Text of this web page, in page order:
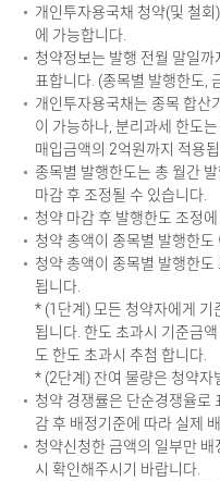
개인투자용국채 청약(및 철
에 가능합니다.
청약정보는 발행 전월 말일
표합니다. (종목별 발행한도,
개인투자용국채는 종목 합산
이 가능하나, 분리과세 한도
매입금액의 2억원까지 적용
종목별 발행한도는 총 월간
마감 후 조정될 수 있습니다.
청약 마감 후 발행한도 조정
청약 총액이 종목별 발행한
청약 총액이 종목별 발행한
됩니다.
* (1단계) 모든 청약자에게
됩니다. 한도 초과시 기준금
도 한도 초과시 추첨 합니다.
* (2단계) 잔여 물량은 청약자
청약 경쟁률은 단순경쟁율로
감 후 배정기준에 따라 실제
청약신청한 금액의 일부만
시 확인해주시기 바랍니다.